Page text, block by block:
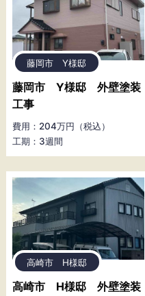
藤岡市 Y様邸
藤岡市 Y様邸 外壁塗装
工事
費用：204万円（税込）
工期：3週間
高崎市 H様邸
高崎市 H様邸 外壁塗装